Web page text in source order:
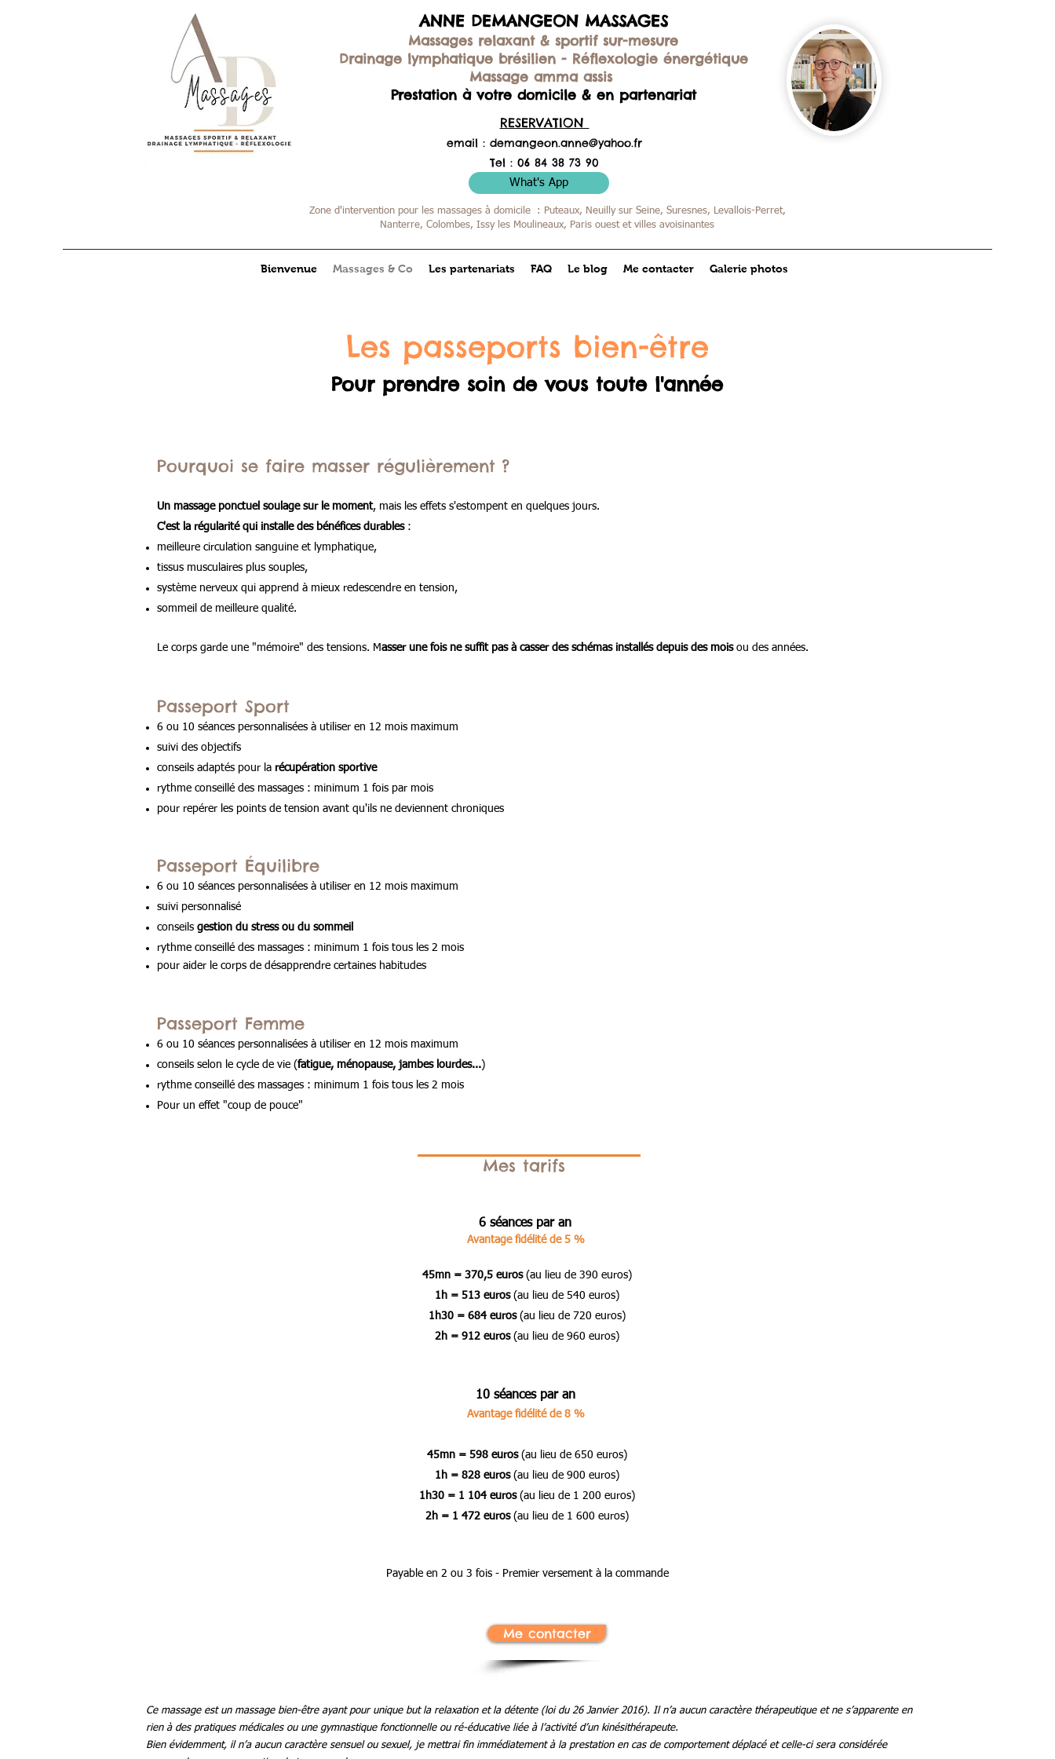
ANNE DEMANGEON MASSAGES
Massages relaxant & sportif sur-mesure
Drainage lymphatique brésilien - Réflexologie énergétique
Massage amma assis
Prestation à votre domicile & en partenariat
RESERVATION
email : demangeon.anne@yahoo.fr
Tel : 06 84 38 73 90
Zone d'intervention pour les massages à domicile : Puteaux, Neuilly sur Seine, Suresnes, Levallois-Perret,
Nanterre, Colombes, Issy les Moulineaux, Paris ouest et villes avoisinantes
What's App
Bienvenue Massages & Co Les partenariats FAQ Le blog Me contacter Galerie photos
Les passeports bien-être
Pour prendre soin de vous toute l'année
Pourquoi se faire masser régulièrement ?
Un massage ponctuel soulage sur le moment, mais les effets s'estompent en quelques jours.
C'est la régularité qui installe des bénéfices durables:
meilleure circulation sanguine et lymphatique,
tissus musculaires plus souples,
système nerveux qui apprend à mieux redescendre en tension,
sommeil de meilleure qualité.
Le corps garde une "mémoire" des tensions. Masser une fois ne suffit pas à casser des schémas installés depuis des mois ou des années.
Passeport Sport
6 ou 10 séances personnalisées à utiliser en 12 mois maximum
suivi des objectifs
conseils adaptés pour la récupération sportive
rythme conseillé des massages : minimum 1 fois par mois
pour repérer les points de tension avant qu'ils ne deviennent chroniques
Passeport Équilibre
6 ou 10 séances personnalisées à utiliser en 12 mois maximum
suivi personnalisé
conseils gestion du stress ou du sommeil
rythme conseillé des massages : minimum 1 fois tous les 2 mois
pour aider le corps de désapprendre certaines habitudes
Passeport Femme
6 ou 10 séances personnalisées à utiliser en 12 mois maximum
conseils selon le cycle de vie (fatigue, ménopause, jambes lourdes...)
rythme conseillé des massages : minimum 1 fois tous les 2 mois
Pour un effet "coup de pouce"
Mes tarifs
6 séances par an
Avantage fidélité de 5 %
45mn = 370,5 euros(au lieu de 390 euros)
1h = 513 euros(au lieu de 540 euros)
1h30 = 684 euros(au lieu de 720 euros)
2h = 912 euros(au lieu de 960 euros)
10 séances par an
Avantage fidélité de 8 %
45mn = 598 euros(au lieu de 650 euros)
1h = 828 euros (au lieu de 900 euros)
1h30 = 1 104 euros(au lieu de 1 200 euros)
2h = 1 472 euros (au lieu de 1 600 euros)
Payable en 2 ou 3 fois - Premier versement à la commande
Me contacter
Ce massage est un massage bien-être ayant pour unique but la relaxation et la détente (loi du 26 Janvier 2016). Il n’a aucun caractère thérapeutique et ne s’apparente en
rien à des pratiques médicales ou une gymnastique fonctionnelle ou ré-éducative liée à l’activité d’un kinésithérapeute.
Bien évidemment, il n’a aucun caractère sensuel ou sexuel, je mettrai fin immédiatement à la prestation en cas de comportement déplacé et celle-ci sera considérée